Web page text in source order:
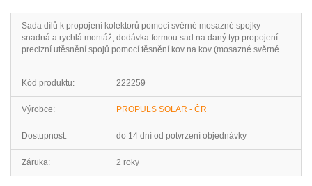
Sada dílů k propojení kolektorů pomocí svěrné mosazné spojky -
snadná a rychlá montáž, dodávka formou sad na daný typ propojení -
precizní utěsnění spojů pomocí těsnění kov na kov (mosazné svěrné ..
Kód produktu: 222259
Výrobce: PROPULS SOLAR - ČR
Dostupnost: do 14 dní od potvrzení objednávky
Záruka: 2 roky